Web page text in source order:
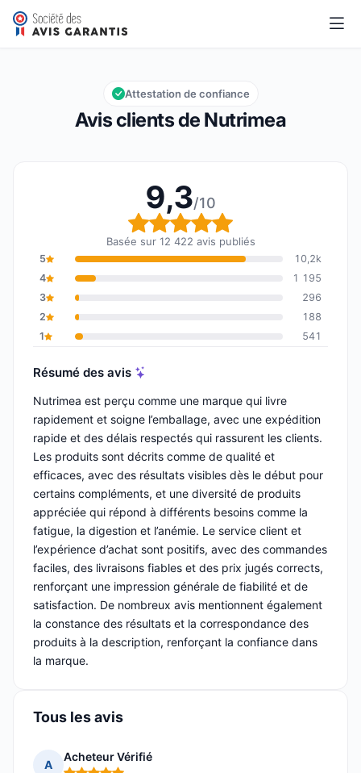
Nutrimea
Note globale : 9,3 sur 10
9,3/10
Avis clients de Nutrimea
Attestation de confiance
9,3/10
Note globale : 9,3 sur
Basée sur 12 422 avis publiés
5
10,2k
4
1 195
3
296
2
188
1
541
Résumé des avis
Nutrimea est perçu comme une marque qui livre
rapidement et soigne l’emballage, avec une expédition
rapide et des délais respectés qui rassurent les clients.
Les produits sont décrits comme de qualité et
efficaces, avec des résultats visibles dès le début pour
certains compléments, et une diversité de produits
appréciée qui répond à différents besoins comme la
fatigue, la digestion et l’anémie. Le service client et
l’expérience d’achat sont positifs, avec des commandes
faciles, des livraisons fiables et des prix jugés corrects,
renforçant une impression générale de fiabilité et de
satisfaction. De nombreux avis mentionnent également
la constance des résultats et la correspondance des
produits à la description, renforçant la confiance dans
la marque.
Tous les avis
A
Acheteur Vérifié